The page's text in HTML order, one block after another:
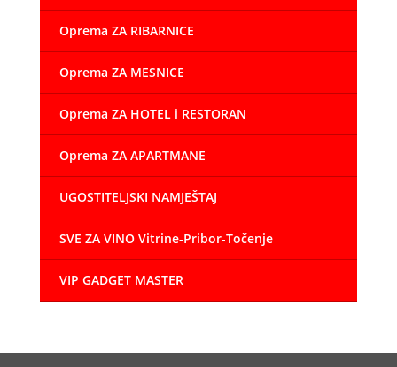
Oprema ZA RIBARNICE
Oprema ZA MESNICE
Oprema ZA HOTEL i RESTORAN
Oprema ZA APARTMANE
UGOSTITELJSKI NAMJEŠTAJ
SVE ZA VINO Vitrine-Pribor-Točenje
VIP GADGET MASTER